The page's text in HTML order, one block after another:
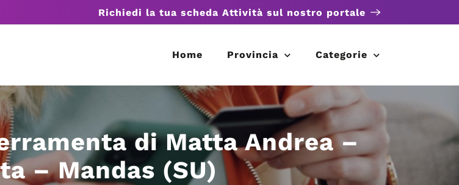
Richiedi la tua scheda Attività sul nostro portale
Home Provincia Categorie
di Matta Andrea –
– Mandas (SU)